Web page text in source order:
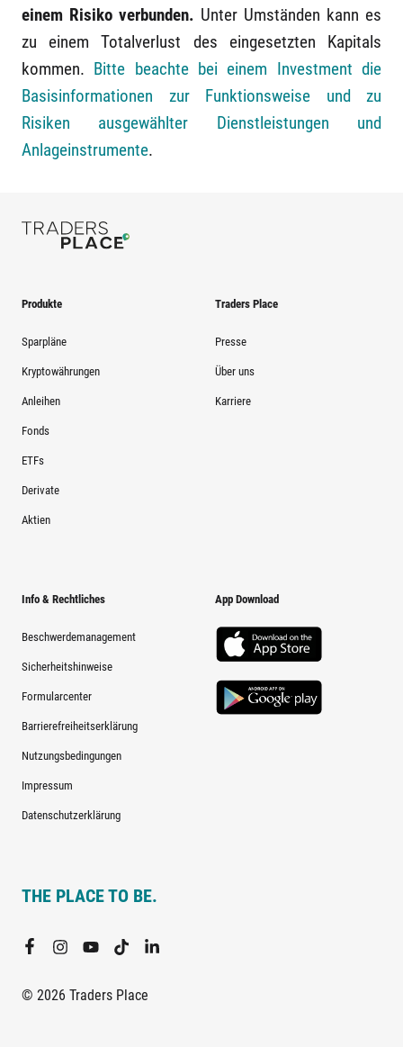
einem Risiko verbunden. Unter Umständen kann es
zu einem Totalverlust des eingesetzten Kapitals
kommen. Bitte beachte bei einem Investment die
Basisinformationen zur Funktionsweise und zu
Risiken ausgewählter Dienstleistungen und
Anlageinstrumente.
Produkte
Sparpläne
Kryptowährungen
Anleihen
Fonds
ETFs
Derivate
Aktien
Traders Place
Presse
Über uns
Karriere
Info & Rechtliches
Beschwerdemanagement
Sicherheitshinweise
Formularcenter
Barrierefreiheitserklärung
Nutzungsbedingungen
Impressum
Datenschutzerklärung
App Download
THE PLACE TO BE.
© 2026 Traders Place